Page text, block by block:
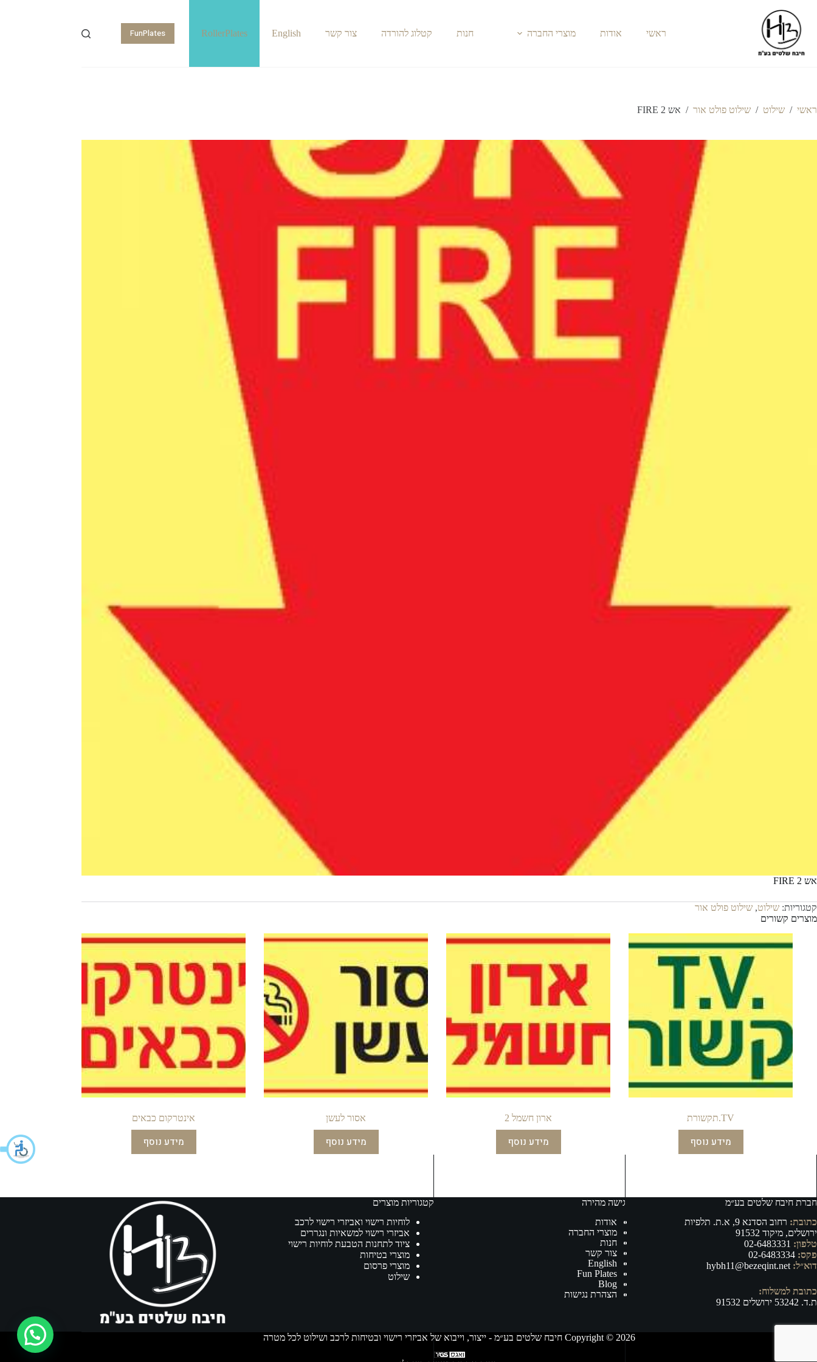
ראשי אודות מוצרי החברה חנות קטלוג להורדה צור קשר English
RollerPlates
FunPlates
Shopping
ראשי / שילוט / שילוט פולט אור / אש FIRE 2
אש FIRE 2
קטגוריות: שילוט, שילוט פולט אור
מוצרים קשורים
TV.תקשורת
מידע נוסף
ארון חשמל 2
מידע נוסף
אסור לעשן
מידע נוסף
אינטרקום כבאים
מידע נוסף
חברת חיבח שלטים בע״מ
כתובת:
רחוב הסדנא 9, א.ת. תלפיות
ירושלים, מיקוד 91532
טלפון: 02-6483331
פקס:
דוא״ל: hybh11@bezeqint.net
כתובת למשלוח:
ת.ד. 53242 ירושלים 91532
גישה מהירה
אודות
מוצרי החברה
חנות
צור קשר
English
Fun Plates
Blog
הצהרת נגישות
קטגוריות מוצרים
לוחיות רישוי ואביזרי רישוי לרכב
אביזרי רישוי למשאיות ונגררים
ציוד לתחנות הטבעת לוחיות רישוי
מוצרי בטיחות
מוצרי פרסום
שילוט
Copyright © 2026 חיבח שלטים בע״מ - ייצור, וייבוא של אביזרי רישוי ובטיחות לרכב ושילוט לכל מטרה איך אפשר לעזור?